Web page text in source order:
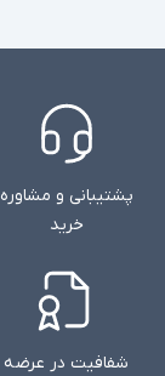
پشتیبانی و مشاوره
خرید
شفافیت در عرضه